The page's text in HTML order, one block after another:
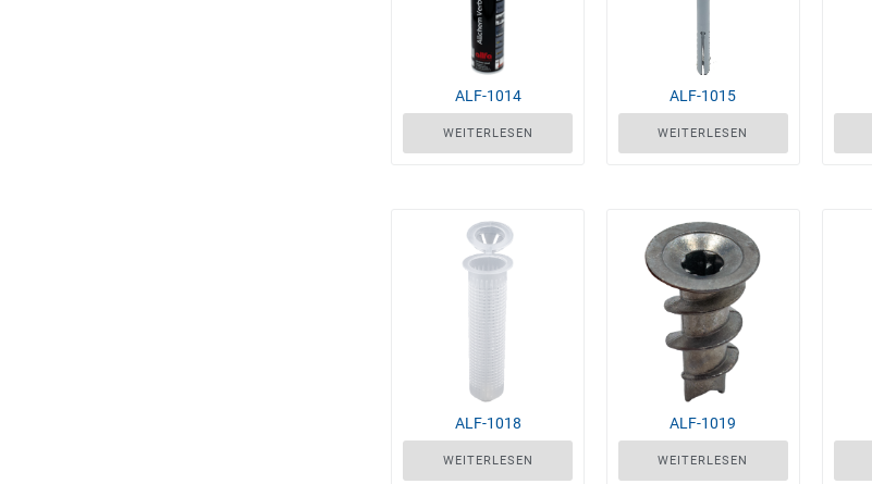
ALF-1014
WEITERLESEN
ALF-1015
WEITERLESEN
ALF-1018
WEITERLESEN
ALF-1019
WEITERLESEN